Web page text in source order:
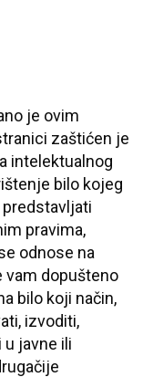
je ovim
zaštićen je
intelektualnog
bilo kojeg
pravima,
odnose na
vam dopušteno
bilo koji način,
izvoditi,
javne ili